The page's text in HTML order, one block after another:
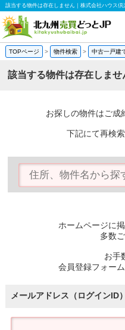
該当する物件は存在しません｜株式会社ハウス倶
TOPページ > 物件検索 > 中古一戸建
該当する物件は存在しませ
お探しの物件はご成
下記にて再検
ホームページに
多数
お手
会員登録フォー
メールアドレス（ログインID）